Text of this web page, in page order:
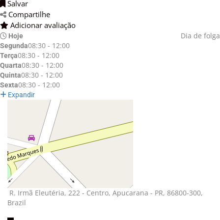
Salvar
Compartilhe
Adicionar avaliação
Hoje Dia de folga
Segunda08:30 - 12:00
Terça08:30 - 12:00
Quarta08:30 - 12:00
Quinta08:30 - 12:00
Sexta08:30 - 12:00
Expandir
R. Irmã Eleutéria, 222 - Centro, Apucarana - PR, 86800-300,
Brazil